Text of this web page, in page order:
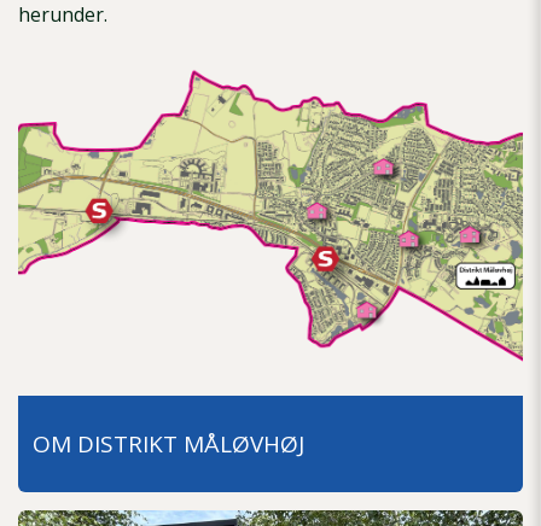
herunder.
OM DISTRIKT MÅLØVHØJ